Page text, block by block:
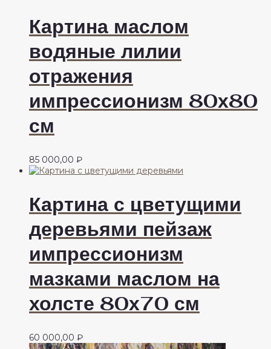
Картина маслом
водяные лилии
отражения
импрессионизм 80х80
см
85 000,00 ₽
Картина с цветущими
деревьями пейзаж
импрессионизм
мазками маслом на
холсте 80х70 см
60 000,00 ₽